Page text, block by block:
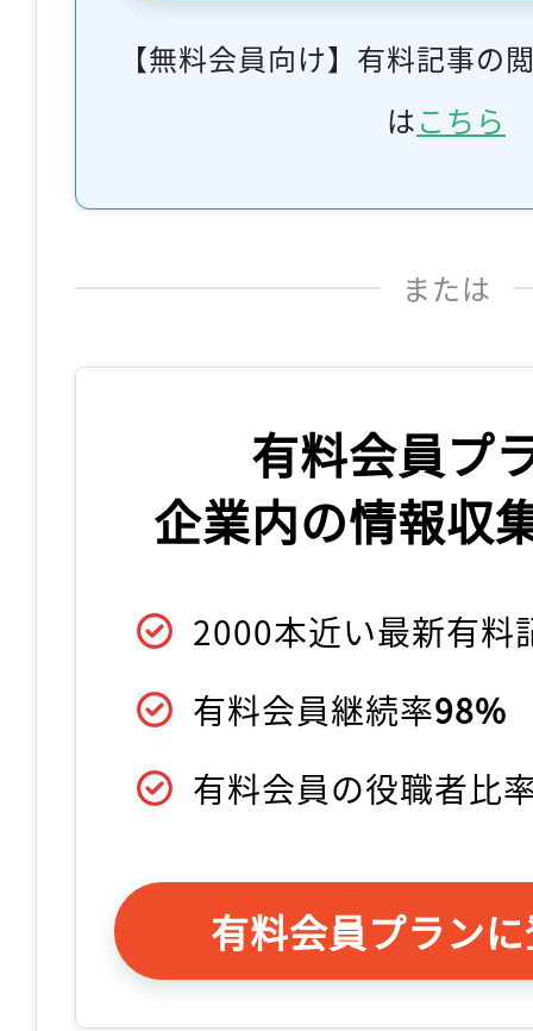
【無料会員向け】有料記事の
はこちら
または
有料会員プ
企業内の情報収
2000本近い最新有料
有料会員継続率98%
有料会員の役職者比
有料会員プラン